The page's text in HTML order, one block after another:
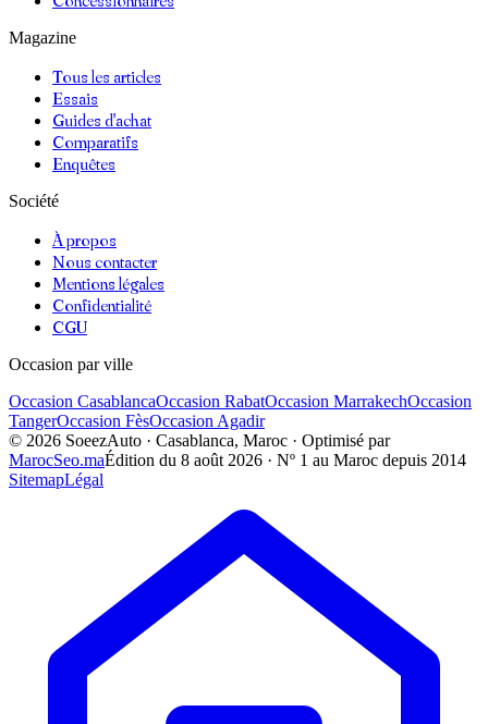
Magazine
Tous les articles
Essais
Guides d'achat
Comparatifs
Enquêtes
Société
À propos
Nous contacter
Mentions légales
Confidentialité
CGU
Occasion par ville
Occasion CasablancaOccasion RabatOccasion MarrakechOccasion
TangerOccasion FèsOccasion Agadir
© 2026 SoeezAuto · Casablanca, Maroc · Optimisé par
MarocSeo.maÉdition du 8 août 2026 · Nº 1 au Maroc depuis 2014
SitemapLégal